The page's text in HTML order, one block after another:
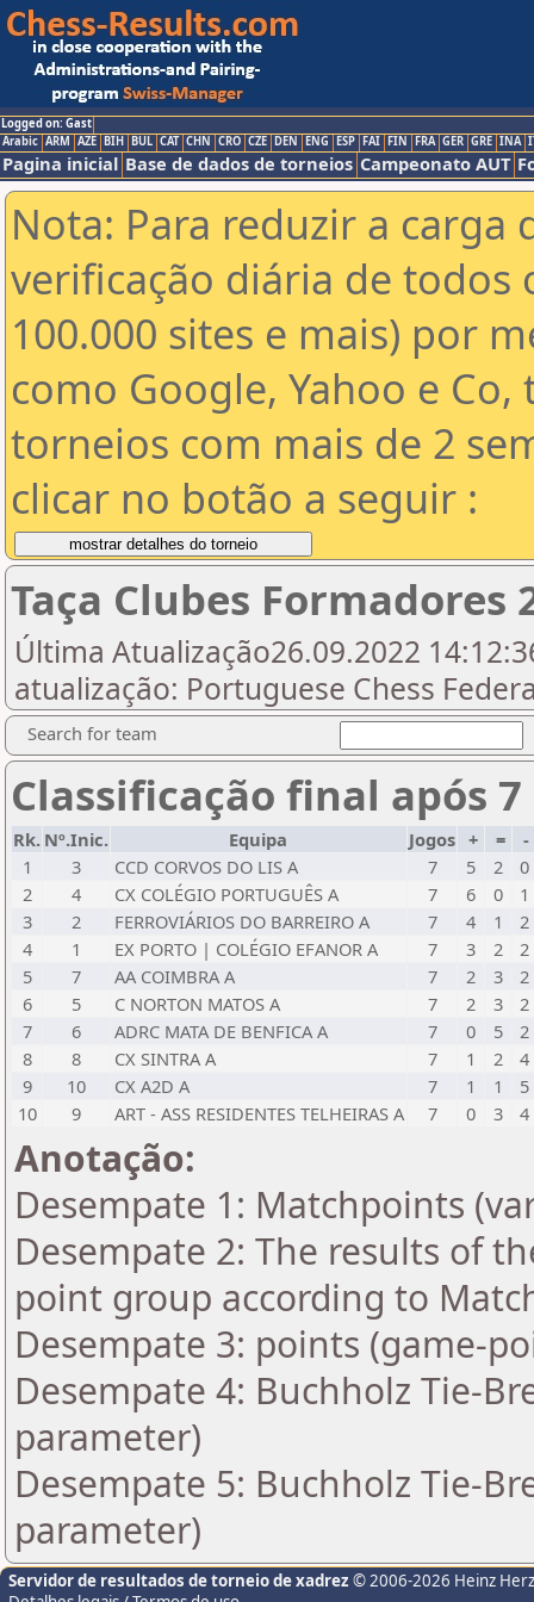
Logged on: Gast
Arabic ARM AZE BIH BUL CAT CHN CRO CZE DEN ENG ESP FAI FIN FRA GER GRE INA
Pagina inicial Base de dados de torneios Campeonato AUT
Nota: Para reduzir a carga
verificação diária de todos
100.000 sites e mais) por
como Google, Yahoo e
torneios com mais de 2
clicar no botão a seguir :
Taça Clubes Formadores
Última Atualização26.09.2022
atualização: Portuguese Chess
Search for team
Classificação final após
Rk. Nº.Inic. Equipa Jogos + =
-
1
3 CCD CORVOS DO LIS A 7 5 2
0
2
4 CX COLÉGIO PORTUGUÊS A 7 6 0
1
3
2 FERROVIÁRIOS DO BARREIRO A 7 4 1
2
4
1 EX PORTO | COLÉGIO EFANOR A 7 3 2
2
5
7 AA COIMBRA A 7 2 3
2
6
5 C NORTON MATOS A 7 2 3
2
7
6 ADRC MATA DE BENFICA A 7 0 5
2
8
8 CX SINTRA A 7 1 2
4
9
10 CX A2D A 7 1 1
5
10
9 ART - ASS RESIDENTES TELHEIRAS A 7 0 3 4
Anotação:
Desempate 1: Matchpoints
Desempate 2: The results of
point group according to
Desempate 3: points (game-
Desempate 4: Buchholz Tie-
parameter)
Desempate 5: Buchholz Tie-
parameter)
Servidor de resultados de torneio de xadrez © 2006-2026 Heinz